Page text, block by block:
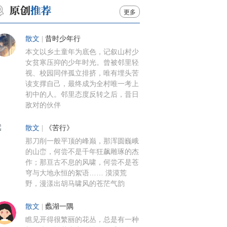
更多
散文 昔时少年行
本文以乡土童年为底色，记叙山村少
女贫寒压抑的少年时光。曾被邻里轻
视、校园同伴孤立排挤，唯有埋头苦
读支撑自己，最终成为全村唯一考上
初中的人。邻里态度反转之后，昔日
敌对的伙伴
散文 《苦行》
那刀削一般平顶的峰巅，那浑圆巍峨
的山峦，何尝不是千年狂飙雕琢的杰
作；那亘古不息的风啸，何尝不是苍
穹与大地永恒的絮语…… 漠漠荒
野，漫漾出胡马啸风的苍茫气韵
散文 蠡湖一隅
瞧见开得很繁丽的花丛，总是有一种